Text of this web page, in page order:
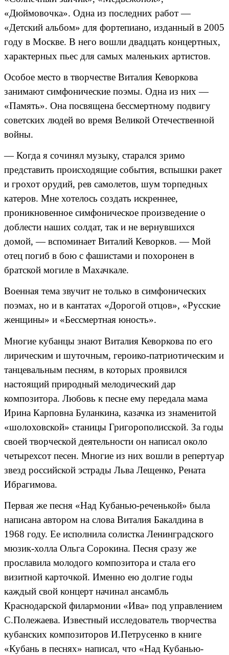
«Дюймовочка». Одна из последних работ —
«Детский альбом» для фортепиано, изданный в 2005
году в Москве. В него вошли двадцать концертных,
характерных пьес для самых маленьких артистов.
Особое место в творчестве Виталия Кеворкова
занимают симфонические поэмы. Одна из них —
«Память». Она посвящена бессмертному подвигу
советских людей во время Великой Отечественной
войны.
— Когда я сочинял музыку, старался зримо
представить происходящие события, вспышки ракет
и грохот орудий, рев самолетов, шум торпедных
катеров. Мне хотелось создать искреннее,
проникновенное симфоническое произведение о
доблести наших солдат, так и не вернувшихся
домой, — вспоминает Виталий Кеворков. — Мой
отец погиб в бою с фашистами и похоронен в
братской могиле в Махачкале.
Военная тема звучит не только в симфонических
поэмах, но и в кантатах «Дорогой отцов», «Русские
женщины» и «Бессмертная юность».
Многие кубанцы знают Виталия Кеворкова по его
лирическим и шуточным, героико-патриотическим и
танцевальным песням, в которых проявился
настоящий природный мелодический дар
композитора. Любовь к песне ему передала мама
Ирина Карповна Буланкина, казачка из знаменитой
«шолоховской» станицы Григорополисской. За годы
своей творческой деятельности он написал около
четырехсот песен. Многие из них вошли в репертуар
звезд российской эстрады Льва Лещенко, Рената
Ибрагимова.
Первая же песня «Над Кубанью-реченькой» была
написана автором на слова Виталия Бакалдина в
1968 году. Ее исполнила солистка Ленинградского
мюзик-холла Ольга Сорокина. Песня сразу же
прославила молодого композитора и стала его
визитной карточкой. Именно ею долгие годы
каждый свой концерт начинал ансамбль
Краснодарской филармонии «Ива» под управлением
С.Полежаева. Известный исследователь творчества
кубанских композиторов И.Петрусенко в книге
«Кубань в песнях» написал, что «Над Кубанью-